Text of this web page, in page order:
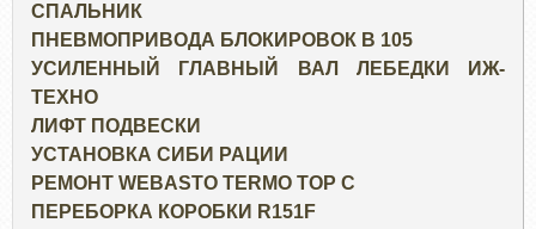
СПАЛЬНИК
ПНЕВМОПРИВОДА БЛОКИРОВОК В 105
УСИЛЕННЫЙ ГЛАВНЫЙ ВАЛ ЛЕБЕДКИ ИЖ-
ТЕХНО
ЛИФТ ПОДВЕСКИ
УСТАНОВКА СИБИ РАЦИИ
РЕМОНТ WEBASTO TERMO TOP C
ПЕРЕБОРКА КОРОБКИ R151F